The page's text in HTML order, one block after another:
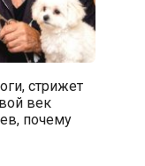
стрижет
век
почему